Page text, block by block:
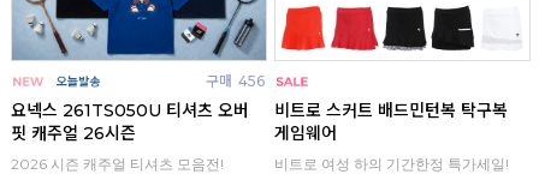
구매 456
요넥스 261TS050U 티셔츠 오버
핏 캐주얼 26시즌
2026 시즌 캐주얼 티셔츠 모음전!
비트로 스커트 배드민턴복 탁구복
게임웨어
비트로 여성 하의 기간한정 특가세일!